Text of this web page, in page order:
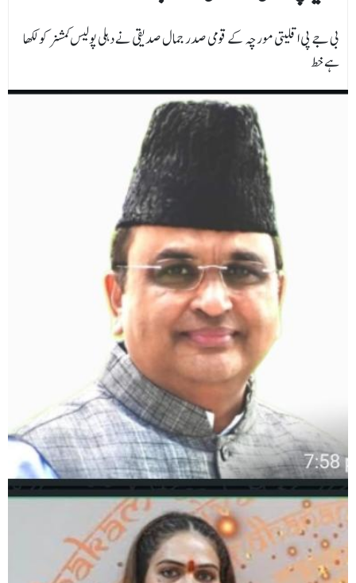
بی جے پی اقلیتی مورچہ کے قومی صدر جمال صدیقی نے دہلی پولیس کمشنر کو لکھا
ہے خط